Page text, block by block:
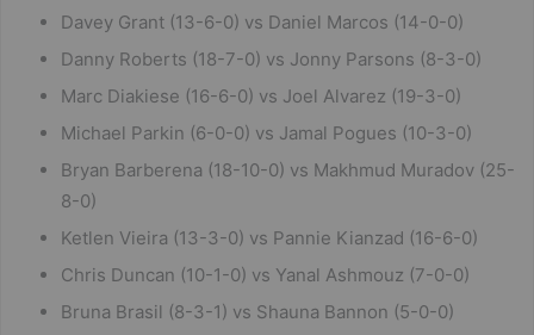
Davey Grant (13-6-0) vs Daniel Marcos (14-0-0)
Danny Roberts (18-7-0) vs Jonny Parsons (8-3-0)
Marc Diakiese (16-6-0) vs Joel Alvarez (19-3-0)
Michael Parkin (6-0-0) vs Jamal Pogues (10-3-0)
Bryan Barberena (18-10-0) vs Makhmud Muradov (25-
8-0)
Ketlen Vieira (13-3-0) vs Pannie Kianzad (16-6-0)
Chris Duncan (10-1-0) vs Yanal Ashmouz (7-0-0)
Bruna Brasil (8-3-1) vs Shauna Bannon (5-0-0)